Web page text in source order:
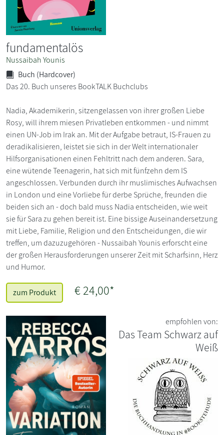
fundamentalös
Nussaibah Younis
Buch (Hardcover)
Das 20. Buch unseres BookTALK Buchclubs
Nadia, Akademikerin, sitzengelassen von ihrer großen Liebe
Rosy, will ihrem miesen Privatleben entkommen - und nimmt
einen UN-Job im Irak an. Mit der Aufgabe betraut, IS-Frauen zu
deradikalisieren, leistet sie sich in der Welt internationaler
Hilfsorganisationen einen Fehltritt nach dem anderen. Sara,
eine wütende Teenagerin, hat sich mit fünfzehn dem IS
angeschlossen. Verbunden durch ihr muslimisches Aufwachsen
in London und eine Vorliebe für derbe Sprüche, freunden die
beiden sich an - doch bald muss Nadia entscheiden, wie weit
sie für Sara zu gehen bereit ist. Eine bissige Auseinandersetzung
mit Liebe, Familie, Religion und den Entscheidungen, die wir
treffen, um dazuzugehören - Nussaibah Younis erforscht eine
der großen Herausforderungen unserer Zeit mit Scharfsinn, Herz
und Humor.
zum Produkt € 24,00*
empfohlen von:
Das Team Schwarz auf
Weiß